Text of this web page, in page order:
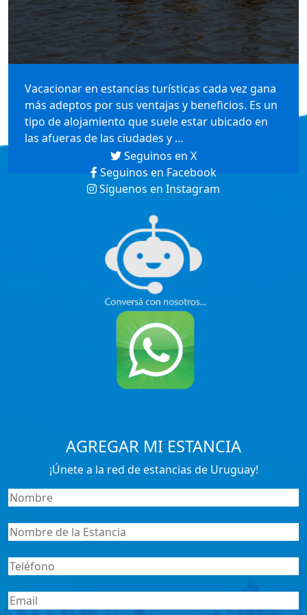
Vacacionar en estancias turísticas cada vez gana
más adeptos por sus ventajas y beneficios. Es un
tipo de alojamiento que suele estar ubicado en
las afueras de las ciudades y …
Seguinos en X
Seguinos en Facebook
Síguenos en Instagram
AGREGAR MI ESTANCIA
¡Únete a la red de estancias de Uruguay!